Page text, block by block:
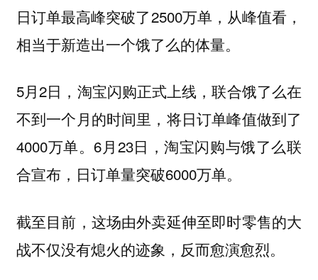
日订单最高峰突破了2500万单，从峰值看，
相当于新造出一个饿了么的体量。
5月2日，淘宝闪购正式上线，联合饿了么在
不到一个月的时间里，将日订单峰值做到了
4000万单。6月23日，淘宝闪购与饿了么联
合宣布，日订单量突破6000万单。
截至目前，这场由外卖延伸至即时零售的大
战不仅没有熄火的迹象，反而愈演愈烈。